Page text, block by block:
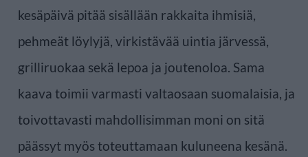
kesäpäivä pitää sisällään rakkaita ihmisiä,
pehmeät löylyjä, virkistävää uintia järvessä,
grilliruokaa sekä lepoa ja joutenoloa. Sama
kaava toimii varmasti valtaosaan suomalaisia, ja
toivottavasti mahdollisimman moni on sitä
päässyt myös toteuttamaan kuluneena kesänä.